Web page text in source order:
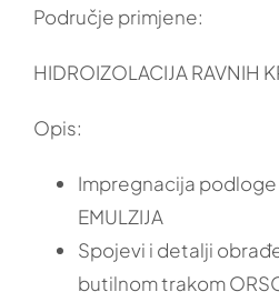
Područje primjene:
HIDROIZOLACIJA RAVNIH
Opis:
Impregnacija podloge
EMULZIJA
Spojevi i detalji
butilnom trakom